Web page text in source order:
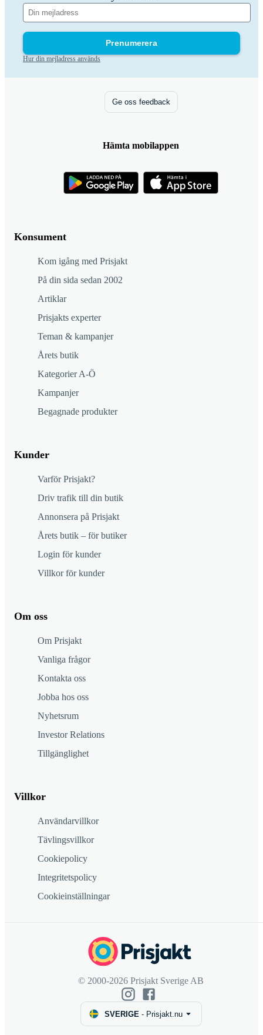
Prenumerera
Hur din mejladress används
Konsument
Kom igång med Prisjakt
På din sida sedan 2002
Artiklar
Prisjakts experter
Teman & kampanjer
Årets butik
Kategorier A-Ö
Kampanjer
Begagnade produkter
Kunder
Varför Prisjakt?
Driv trafik till din butik
Annonsera på Prisjakt
Årets butik – för butiker
Login för kunder
Villkor för kunder
Om oss
Om Prisjakt
Vanliga frågor
Kontakta oss
Jobba hos oss
Nyhetsrum
Investor Relations
Tillgänglighet
Villkor
Användarvillkor
Tävlingsvillkor
Cookiepolicy
Integritetspolicy
Cookieinställningar
Ge oss feedback
Hämta mobilappen
© 2000-2026 Prisjakt Sverige AB
SVERIGE - Prisjakt.nu